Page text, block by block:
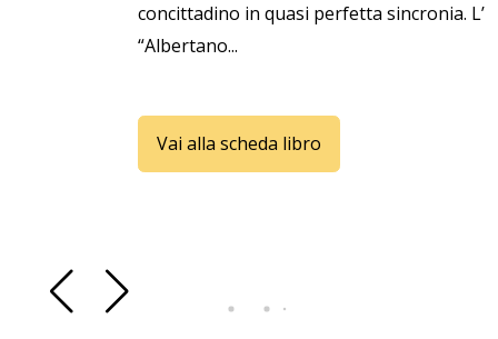
concittadino in quasi perfetta sincronia. L’
“Albertano...
Vai alla scheda libro